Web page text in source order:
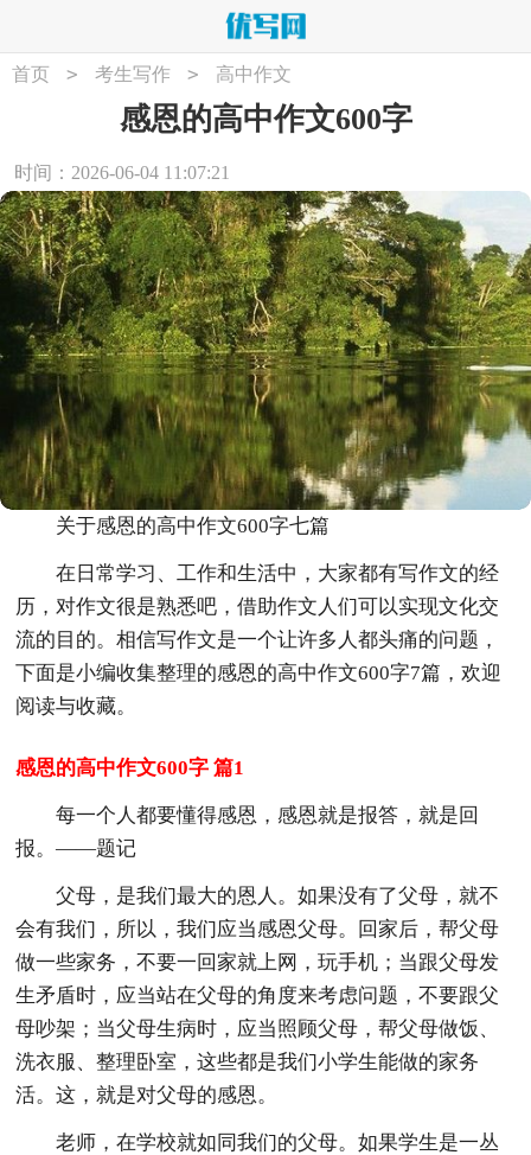
首页 > 考生写作 > 高中作文
感恩的高中作文600字
时间：2026-06-04 11:07:21
关于感恩的高中作文600字七篇
在日常学习、工作和生活中，大家都有写作文的经
历，对作文很是熟悉吧，借助作文人们可以实现文化交
流的目的。相信写作文是一个让许多人都头痛的问题，
下面是小编收集整理的感恩的高中作文600字7篇，欢迎
阅读与收藏。
感恩的高中作文600字 篇1
每一个人都要懂得感恩，感恩就是报答，就是回
报。——题记
父母，是我们最大的恩人。如果没有了父母，就不
会有我们，所以，我们应当感恩父母。回家后，帮父母
做一些家务，不要一回家就上网，玩手机；当跟父母发
生矛盾时，应当站在父母的角度来考虑问题，不要跟父
母吵架；当父母生病时，应当照顾父母，帮父母做饭、
洗衣服、整理卧室，这些都是我们小学生能做的家务
活。这，就是对父母的感恩。
老师，在学校就如同我们的父母。如果学生是一丛